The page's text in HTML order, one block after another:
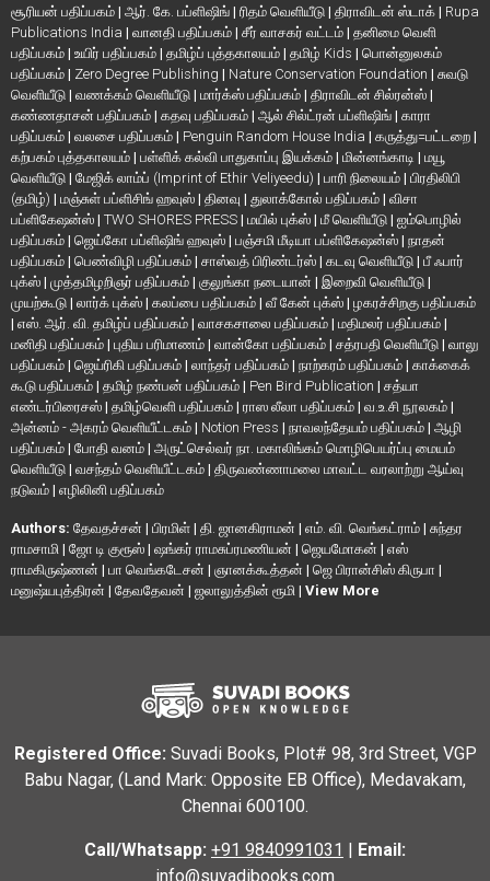
சூரியன் பதிப்பகம் | ஆர். கே. பப்ளிஷிங் | ரிதம் வெளியீடு | திராவிடன் ஸ்டாக் | Rupa
Publications India | வானதி பதிப்பகம் | சீர் வாசகர் வட்டம் | தனிமை வெளி
பதிப்பகம் | உயிர் பதிப்பகம் | தமிழ்ப் புத்தகாலயம் | தமிழ் Kids | பொன்னுலகம்
பதிப்பகம் | Zero Degree Publishing | Nature Conservation Foundation | சுவடு
வெளியீடு | வணக்கம் வெளியீடு | மார்க்ஸ் பதிப்பகம் | திராவிடன் சில்ரன்ஸ் |
கண்ணதாசன் பதிப்பகம் | கதவு பதிப்பகம் | ஆல் சில்ட்ரன் பப்ளிஷிங் | காரா
பதிப்பகம் | வலசை பதிப்பகம் | Penguin Random House India | கருத்து=பட்டறை |
கற்பகம் புத்தகாலயம் | பள்ளிக் கல்வி பாதுகாப்பு இயக்கம் | மின்னங்காடி | மயூ
வெளியீடு | மேஜிக் லாம்ப் (Imprint of Ethir Veliyeedu) | பாரி நிலையம் | பிரதிலிபி
(தமிழ்) | மஞ்சுள் பப்ளிசிங் ஹவுஸ் | தினவு | துலாக்கோல் பதிப்பகம் | விசா
பப்ளிகேஷன்ஸ் | TWO SHORES PRESS | மயில் புக்ஸ் | மீ வெளியீடு | ஐம்பொழில்
பதிப்பகம் | ஜெய்கோ பப்ளிஷிங் ஹவுஸ் | பஞ்சமி மீடியா பப்ளிகேஷன்ஸ் | நாதன்
பதிப்பகம் | பெண்விழி பதிப்பகம் | சாஸ்வத் பிரிண்டர்ஸ் | கடவு வெளியீடு | பீ ஃபார்
புக்ஸ் | முத்தமிழறிஞர் பதிப்பகம் | குலுங்கா நடையான் | இறைவி வெளியீடு |
முயற்கூடு | லார்க் புக்ஸ் | கலப்பை பதிப்பகம் | வீ கேன் புக்ஸ் | ழகரச்சிறகு பதிப்பகம்
| எஸ். ஆர். வி. தமிழ்ப் பதிப்பகம் | வாசகசாலை பதிப்பகம் | மதிமலர் பதிப்பகம் |
மனிதி பதிப்பகம் | புதிய பரிமாணம் | வான்கோ பதிப்பகம் | சத்ரபதி வெளியீடு | வாலு
பதிப்பகம் | ஜெய்ரிகி பதிப்பகம் | லாந்தர் பதிப்பகம் | நாற்கரம் பதிப்பகம் | காக்கைக்
கூடு பதிப்பகம் | தமிழ் நண்பன் பதிப்பகம் | Pen Bird Publication | சத்யா
எண்டர்பிரைசஸ் | தமிழ்வெளி பதிப்பகம் | ராஸ லீலா பதிப்பகம் | வ.உ.சி நூலகம் |
அன்னம் - அகரம் வெளியீட்டகம் | Notion Press | நாவலந்தேயம் பதிப்பகம் | ஆழி
பதிப்பகம் | போதி வனம் | அருட்செல்வர் நா. மகாலிங்கம் மொழிபெயர்ப்பு மையம்
வெளியீடு | வசந்தம் வெளியீட்டகம் | திருவண்ணாமலை மாவட்ட வரலாற்று ஆய்வு
நடுவம் | எழிலினி பதிப்பகம்
Authors: தேவதச்சன் | பிரமிள் | தி. ஜானகிராமன் | எம். வி. வெங்கட்ராம் | சுந்தர
ராமசாமி | ஜோ டி குரூஸ் | ஷங்கர் ராமசுப்ரமணியன் | ஜெயமோகன் | எஸ்
ராமகிருஷ்ணன் | பா வெங்கடேசன் | ஞானக்கூத்தன் | ஜெ பிரான்சிஸ் கிருபா |
மனுஷ்யபுத்திரன் | தேவதேவன் | ஜலாலுத்தின் ரூமி | View More
Registered Office: Suvadi Books, Plot# 98, 3rd Street, VGP
Babu Nagar, (Land Mark: Opposite EB Office), Medavakam,
Chennai 600100.
Call/Whatsapp: +91 9840991031 | Email:
info@suvadibooks.com